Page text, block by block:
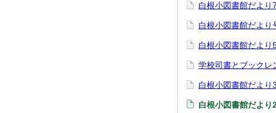
白根小図書館だより
白根小図書館だより
白根小図書館だより
学校司書とブックレ
白根小図書館だより
白根小図書館だより